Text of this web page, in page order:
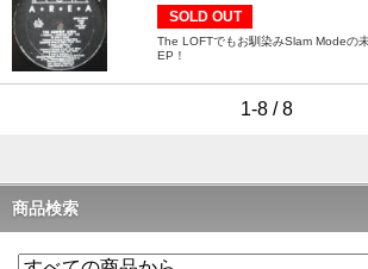
SOLD OUT
The LOFTでもお馴染みSlam Modeの
EP！
1-8 / 8
商品検索